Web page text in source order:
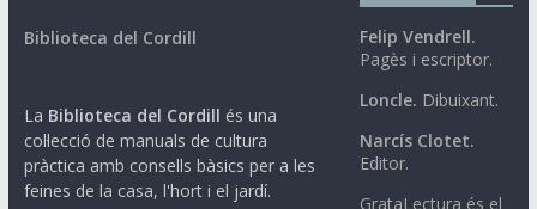
Biblioteca del Cordill
La Biblioteca del Cordill és una
col·lecció de manuals de cultura
pràctica amb consells bàsics per a les
feines de la casa, l'hort i el jardí.
Felip Vendrell.
Pagès i escriptor.
Loncle. Dibuixant.
Narcís Clotet.
Editor.
GrataLectura és el